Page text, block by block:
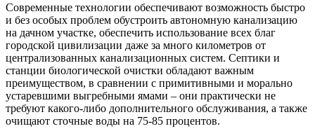
Современные технологии обеспечивают возможность быстро
и без особых проблем обустроить автономную канализацию
на дачном участке, обеспечить использование всех благ
городской цивилизации даже за много километров от
централизованных канализационных систем. Септики и
станции биологической очистки обладают важным
преимуществом, в сравнении с примитивными и морально
устаревшими выгребными ямами – они практически не
требуют какого-либо дополнительного обслуживания, а также
очищают сточные воды на 75-85 процентов.